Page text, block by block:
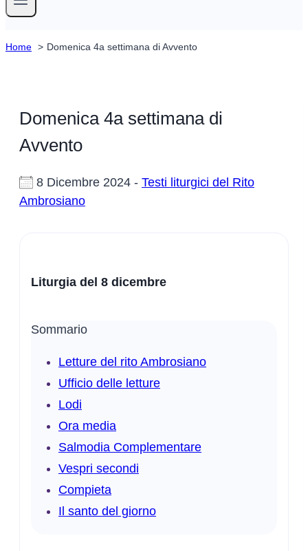
Home Domenica 4a settimana di Avvento
Domenica 4a settimana di
Avvento
8 Dicembre 2024 - Testi liturgici del Rito
Ambrosiano
Liturgia del 8 dicembre
Sommario
Letture del rito Ambrosiano
Ufficio delle letture
Lodi
Ora media
Salmodia Complementare
Vespri secondi
Compieta
Il santo del giorno